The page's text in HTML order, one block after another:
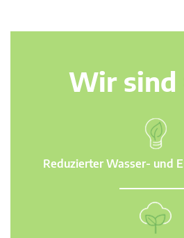
Wir sind
Reduzierter Wasser- und